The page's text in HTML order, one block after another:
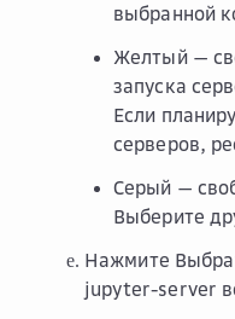
выбранной
Желтый —
запуска
Если
серверов,
Серый —
Выберите
Нажмите
jupyter-server